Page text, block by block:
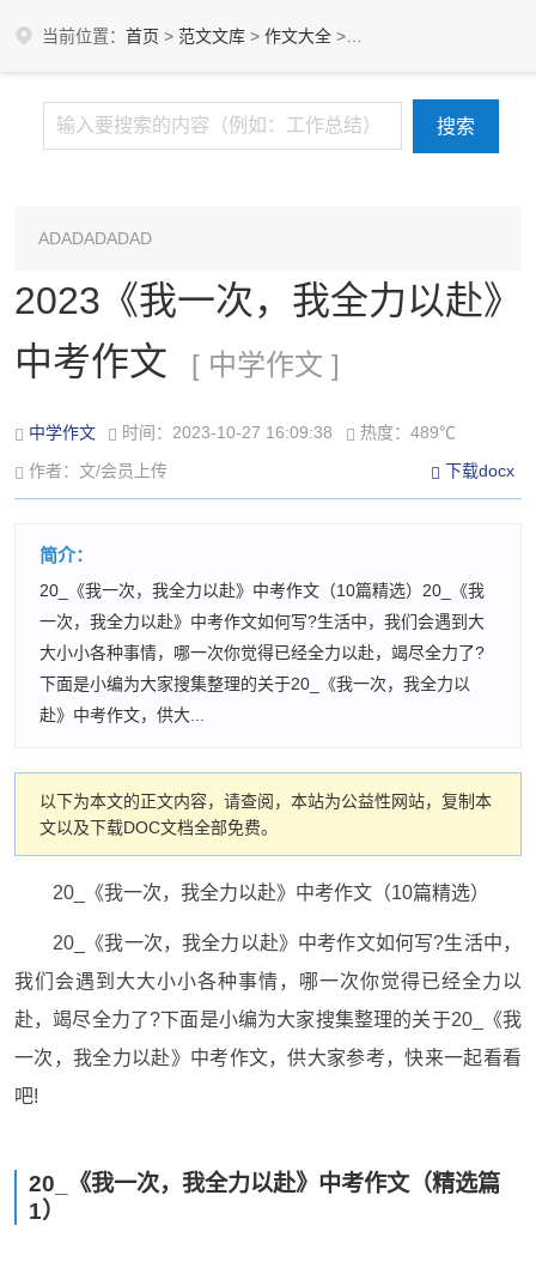
当前位置： 首页 > 范文文库 > 作文大全 >
ADADADADAD
2023《我一次，我全力以赴》
中考作文
[ 中学作文 ]
中学作文 时间：2023-10-27 16:09:38
热度：489℃
作者：文/会员上传
下载docx
简介：
20_《我一次，我全力以赴》中考作文（10篇精选）20_《我
一次，我全力以赴》中考作文如何写?生活中，我们会遇到大
大小小各种事情，哪一次你觉得已经全力以赴，竭尽全力了?
下面是小编为大家搜集整理的关于20_《我一次，我全力以
赴》中考作文，供大...
以下为本文的正文内容，请查阅，本站为公益性网站，复制本
文以及下载DOC文档全部免费。
20_《我一次，我全力以赴》中考作文（10篇精选）
20_《我一次，我全力以赴》中考作文如何写?生活中，
我们会遇到大大小小各种事情，哪一次你觉得已经全力以
赴，竭尽全力了?下面是小编为大家搜集整理的关于20_《我
一次，我全力以赴》中考作文，供大家参考，快来一起看看
吧!
20_《我一次，我全力以赴》中考作文（精选篇
1）